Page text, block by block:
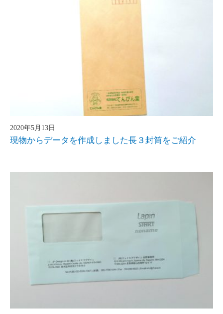
2020年5月13日
現物からデータを作成しました長３封筒をご紹介